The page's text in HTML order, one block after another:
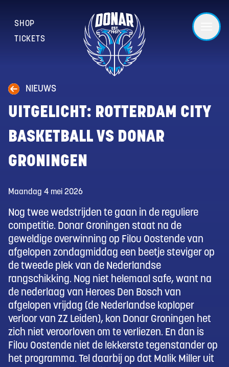
SHOP
TICKETS
NIEUWS
UITGELICHT: ROTTERDAM CITY
BASKETBALL VS DONAR
GRONINGEN
Maandag 4 mei 2026
Nog twee wedstrijden te gaan in de reguliere
competitie. Donar Groningen staat na de
geweldige overwinning op Filou Oostende van
afgelopen zondagmiddag een beetje steviger op
de tweede plek van de Nederlandse
rangschikking. Nog niet helemaal safe, want na
de nederlaag van Heroes Den Bosch van
afgelopen vrijdag (de Nederlandse koploper
verloor van ZZ Leiden), kon Donar Groningen het
zich niet veroorloven om te verliezen. En dan is
Filou Oostende niet de lekkerste tegenstander op
het programma. Tel daarbij op dat Malik Miller uit